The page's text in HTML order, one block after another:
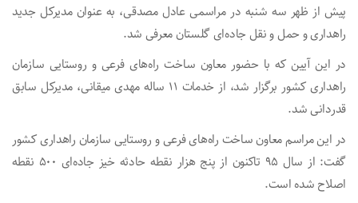
پیش از ظهر سه شنبه در مراسمی عادل مصدقی، به عنوان مدیرکل جدید
راهداری و حمل و نقل جاده‌ای گلستان معرفی شد.
در این آیین که با حضور معاون ساخت راه‌های فرعی و روستایی سازمان
راهداری کشور برگزار شد، از خدمات ۱۱ ساله مهدی میقانی، مدیرکل سابق
قدردانی شد.
در این مراسم معاون ساخت راه‌های فرعی و روستایی سازمان راهداری کشور
گفت: از سال ۹۵ تاکنون از پنج هزار نقطه حادثه خیز جاده‌ای ۵۰۰ نقطه
اصلاح شده است.